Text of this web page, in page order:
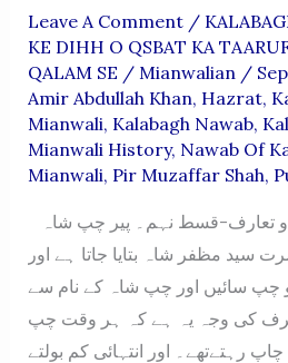
Leave A Comment /
KE DIHH O QSBAT KA
QALAM SE / Mianwalian /
Amir Abdullah Khan, Hazrat,
Mianwali, Kalabagh Nawab,
Mianwali History, Nawab Of
Mianwali, Pir Muzaffar Shah,
سید مظفر شاہ بتایا جاتا ہے اور
سائیں اور چپ شاہ کے نام سے
عرف کی وجہ یہ ہے کہ ہر وقت چپ